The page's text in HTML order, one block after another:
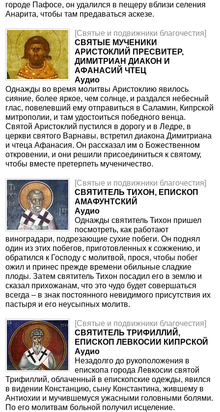
городе Пафосе, он удалился в пещеру вблизи селения
Анарита, чтобы там предаваться аскезе.
[Святые и подвижники благочестия]
СВЯТЫЕ МУЧЕНИКИ
АРИСТОКЛИЙ ПРЕСВИТЕР,
ДИМИТРИАН ДИАКОН И
АФАНАСИЙ ЧТЕЦ
Аудио
Однажды во время молитвы Аристоклию явилось
сияние, более яркое, чем солнце, и раздался небесный
глас, повелевший ему отправиться в Саламин, Кипрской
митрополии, и там удостоиться победного венца.
Святой Аристоклий пустился в дорогу и в Ледре, в
церкви святого Варнавы, встретил диакона Димитриана
и чтеца Афанасия. Он рассказал им о Божественном
откровении, и они решили присоединиться к святому,
чтобы вместе претерпеть мученичество.
[Святые и подвижники благочестия]
СВЯТИТЕЛЬ ТИХОН, ЕПИСКОП
АМАФУНТСКИЙ
Аудио
Однажды святитель Тихон пришел
посмотреть, как работают
виноградари, подрезающие сухие побеги. Он поднял
один из этих побегов, приготовленных к сожжению, и
обратился к Господу с молитвой, прося, чтобы побег
ожил и принес прежде времени обильные сладкие
плоды. Затем святитель Тихон посадил его в землю и
сказал прихожанам, что это чудо будет совершаться
всегда – в знак постоянного невидимого присутствия их
пастыря и его неусыпных молитв.
[Святые и подвижники благочестия]
СВЯТИТЕЛЬ ТРИФИЛЛИЙ,
ЕПИСКОП ЛЕВКОСИИ КИПРСКОЙ
Аудио
Незадолго до рукоположения в
епископа города Левкосии святой
Трифиллий, облаченный в епископские одежды, явился
в видении Констанцию, сыну Константина, жившему в
Антиохии и мучившемуся ужасными головными болями.
По его молитвам больной получил исцеление.